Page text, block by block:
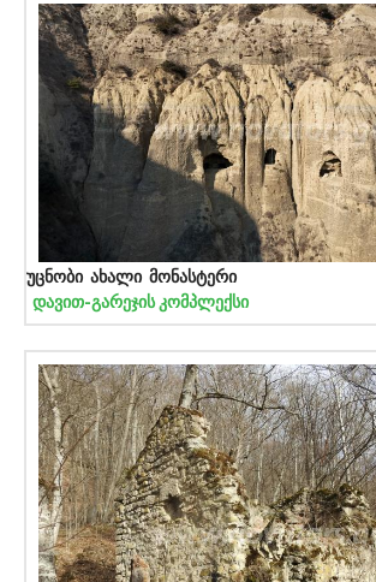
უცნობი ახალი მონასტერი
დავით-გარეჯის კომპლექსი